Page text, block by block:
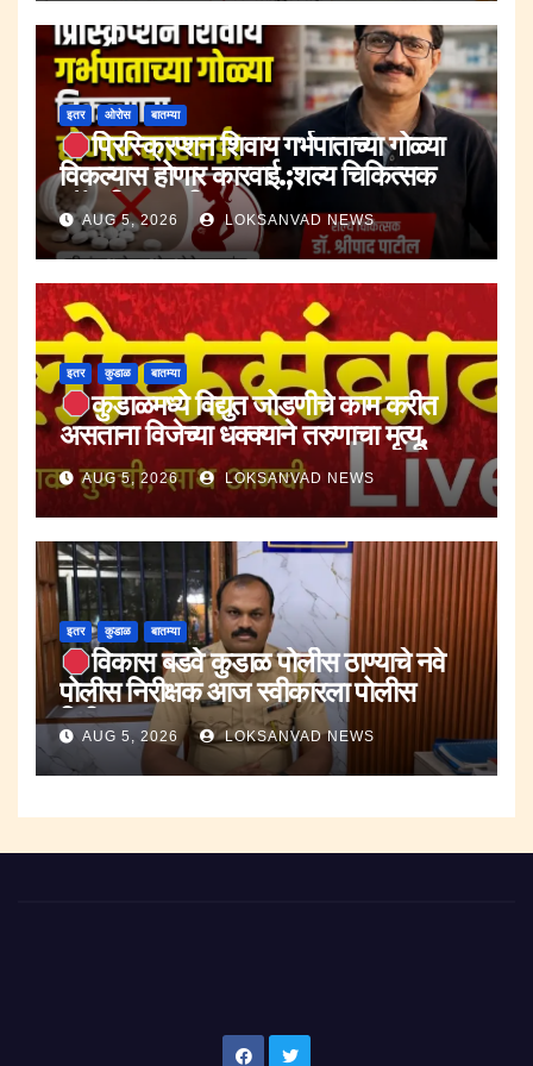
इतर ओरोस बातम्या
प्रिस्क्रिप्शन शिवाय गर्भपाताच्या गोळ्या
विकल्यास होणार कारवाई.;शल्य चिकित्सक
डॉ.श्रीपाद पाटील.
AUG 5, 2026 LOKSANVAD NEWS
इतर कुडाळ बातम्या
कुडाळमध्ये विद्युत जोडणीचे काम करीत
असताना विजेच्या धक्क्याने तरुणाचा मृत्यू.
AUG 5, 2026 LOKSANVAD NEWS
इतर कुडाळ बातम्या
विकास बडवे कुडाळ पोलीस ठाण्याचे नवे
पोलीस निरीक्षक आज स्वीकारला पोलीस
निरीक्षक पदाचा पदभार..
AUG 5, 2026 LOKSANVAD NEWS